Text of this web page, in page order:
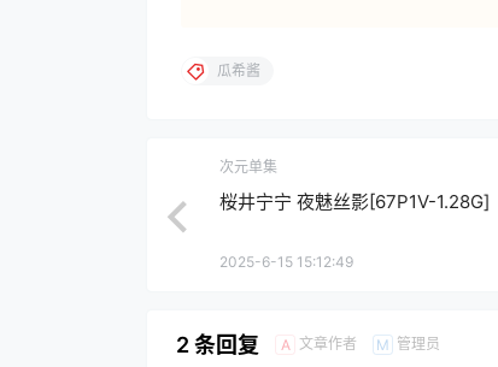
瓜希酱
次元单集
桜井宁宁 夜魅丝影[67P1V-1.28G]
2025-6-15 15:12:49
2 条回复 A 文章作者 M 管理员